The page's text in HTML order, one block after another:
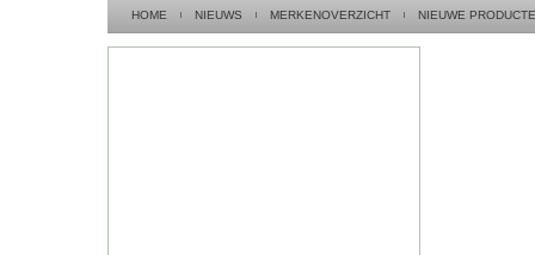
HOME NIEUWS MERKENOVERZICHT NIEUWE